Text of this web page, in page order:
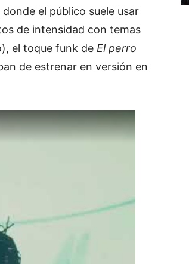
donde el público suele usar
de intensidad con temas
el toque funk de El perro
de estrenar en versión en